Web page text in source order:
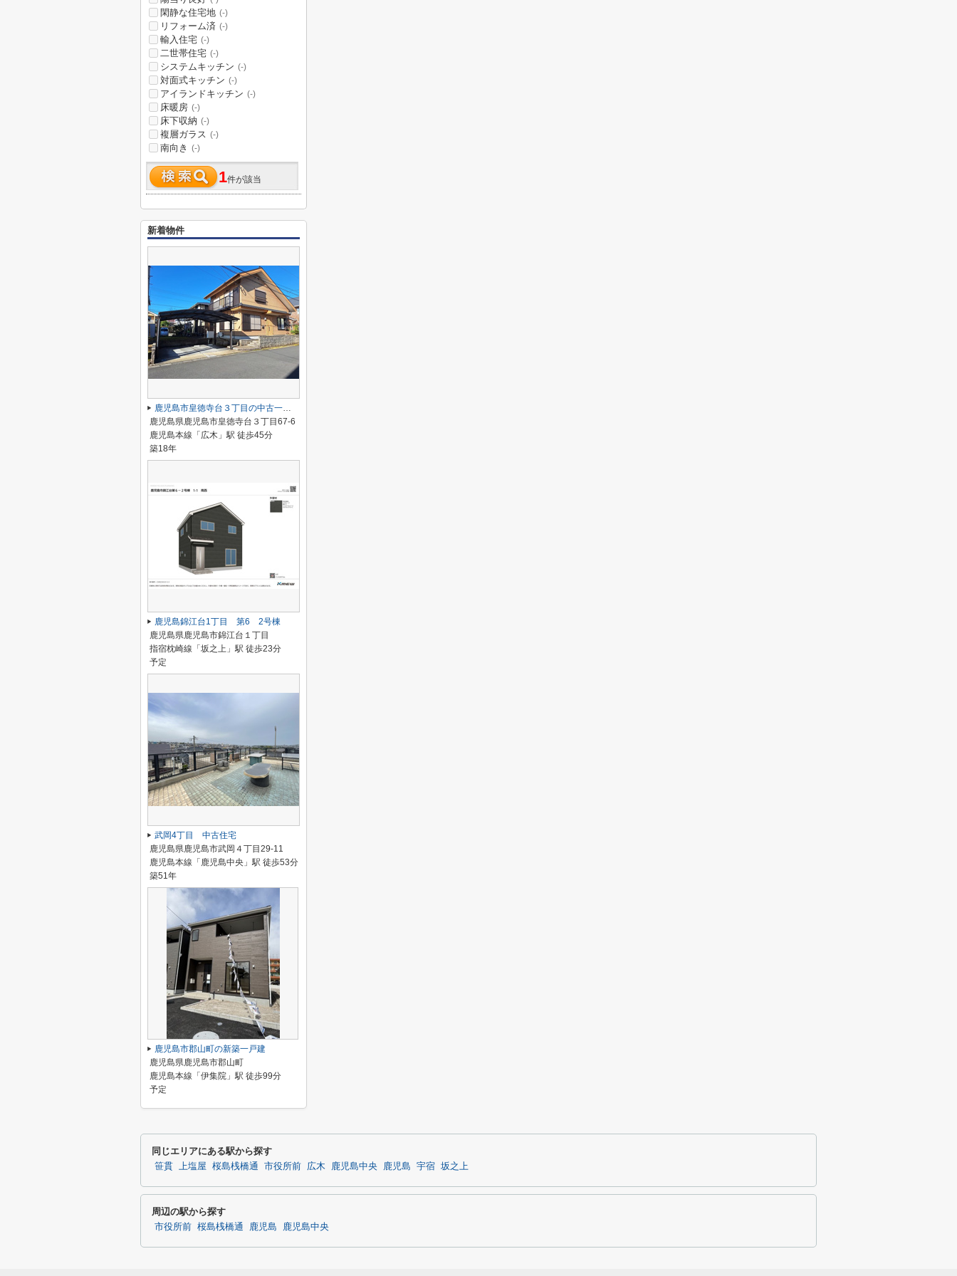
閑静な住宅地 (-)
リフォーム済 (-)
輸入住宅 (-)
二世帯住宅 (-)
システムキッチン (-)
対面式キッチン (-)
アイランドキッチン (-)
床暖房 (-)
床下収納 (-)
複層ガラス (-)
南向き (-)
1件が該当
新着物件
鹿児島市皇徳寺台３丁目の中古一戸建
鹿児島県鹿児島市皇徳寺台３丁目67-6
鹿児島本線「広木」駅 徒歩45分
築18年
鹿児島錦江台1丁目 第6 2号棟
鹿児島県鹿児島市錦江台１丁目
指宿枕崎線「坂之上」駅 徒歩23分
予定
武岡4丁目 中古住宅
鹿児島県鹿児島市武岡４丁目29-11
鹿児島本線「鹿児島中央」駅 徒歩53分
築51年
鹿児島市郡山町の新築一戸建
鹿児島県鹿児島市郡山町
鹿児島本線「伊集院」駅 徒歩99分
予定
同じエリアにある駅から探す
笹貫 上塩屋 桜島桟橋通 市役所前 広木 鹿児島中央 鹿児島 宇宿 坂之上
周辺の駅から探す
市役所前 桜島桟橋通 鹿児島 鹿児島中央